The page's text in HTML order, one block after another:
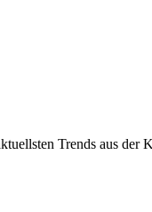
Trends aus der